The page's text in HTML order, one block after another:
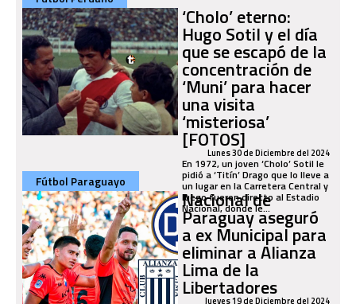
‘Cholo’ eterno:
Hugo Sotil y el día
que se escapó de la
concentración de
‘Muni’ para hacer
una visita
‘misteriosa’
[FOTOS]
Lunes 30 de Diciembre del 2024
En 1972, un joven ‘Cholo’ Sotil le
pidió a ‘Titín’ Drago que lo lleve a
un lugar en la Carretera Central y
luego fueron directo al Estadio
Nacional, donde le...
Fútbol Paraguayo
Nacional de
Paraguay aseguró
a ex Municipal para
eliminar a Alianza
Lima de la
Libertadores
Jueves 19 de Diciembre del 2024